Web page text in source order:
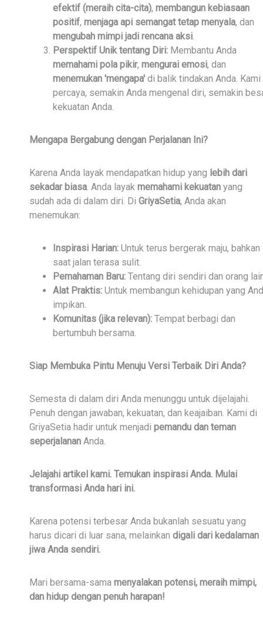
efektif (meraih cita-cita), membangun kebiasaan
positif, menjaga api semangat tetap menyala, dan
mengubah mimpi jadi rencana aksi.
Perspektif Unik tentang Diri: Membantu Anda
memahami pola pikir, mengurai emosi, dan
menemukan 'mengapa' di balik tindakan Anda. Kami
percaya, semakin Anda mengenal diri, semakin
kekuatan Anda.
Mengapa Bergabung dengan Perjalanan Ini?
Karena Anda layak mendapatkan hidup yang lebih dari
sekadar biasa. Anda layak memahami kekuatan yang
sudah ada di dalam diri. Di GriyaSetia, Anda akan
menemukan:
Inspirasi Harian: Untuk terus bergerak maju, bahkan
saat jalan terasa sulit.
Pemahaman Baru: Tentang diri sendiri dan orang
Alat Praktis: Untuk membangun kehidupan yang
impikan.
Komunitas (jika relevan): Tempat berbagi dan
bertumbuh bersama.
Siap Membuka Pintu Menuju Versi Terbaik Diri Anda?
Semesta di dalam diri Anda menunggu untuk dijelajahi.
Penuh dengan jawaban, kekuatan, dan keajaiban. Kami di
GriyaSetia hadir untuk menjadi pemandu dan teman
seperjalanan Anda.
Jelajahi artikel kami. Temukan inspirasi Anda. Mulai
transformasi Anda hari ini.
Karena potensi terbesar Anda bukanlah sesuatu yang
harus dicari di luar sana, melainkan digali dari kedalaman
jiwa Anda sendiri.
Mari bersama-sama menyalakan potensi, meraih mimpi,
dan hidup dengan penuh harapan!